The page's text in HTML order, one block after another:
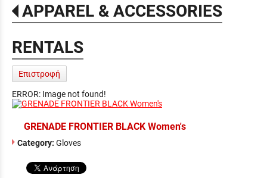
APPAREL & ACCESSORIES
RENTALS
Επιστροφή
ERROR: Image not found!
GRENADE FRONTIER BLACK Women's
Category: Gloves